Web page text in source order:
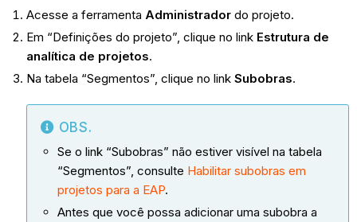
Acesse a ferramenta Administradordo projeto.
Em “Definições do projeto”, clique no link Estrutura de
analítica de projetos.
Na tabela “Segmentos”, clique no link Subobras.
OBS.
Se o link “Subobras” não estiver visível na tabela
“Segmentos”, consulte Habilitar subobras em
projetos para a EAP.
Antes que você possa adicionar uma subobra a